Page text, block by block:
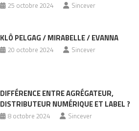
25 octobre 2024 Sincever
KLÔ PELGAG / MIRABELLE / EVANNA
20 octobre 2024 Sincever
DIFFÉRENCE ENTRE AGRÉGATEUR,
DISTRIBUTEUR NUMÉRIQUE ET LABEL ?
8 octobre 2024 Sincever